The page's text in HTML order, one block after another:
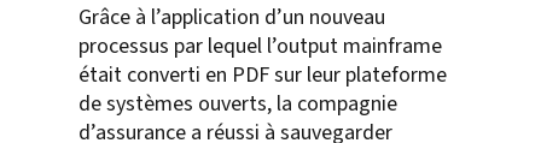
Grâce à l’application d’un nouveau
processus par lequel l’output mainframe
était converti en PDF sur leur plateforme
de systèmes ouverts, la compagnie
d’assurance a réussi à sauvegarder